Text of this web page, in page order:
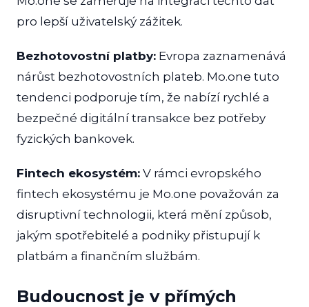
pro lepší uživatelský zážitek.
Bezhotovostní platby: Evropa zaznamenává
nárůst bezhotovostních plateb. Mo.one tuto
tendenci podporuje tím, že nabízí rychlé a
bezpečné digitální transakce bez potřeby
fyzických bankovek.
Fintech ekosystém: V rámci evropského
fintech ekosystému je Mo.one považován za
disruptivní technologii, která mění způsob,
jakým spotřebitelé a podniky přistupují k
platbám a finančním službám.
Budoucnost je v přímých